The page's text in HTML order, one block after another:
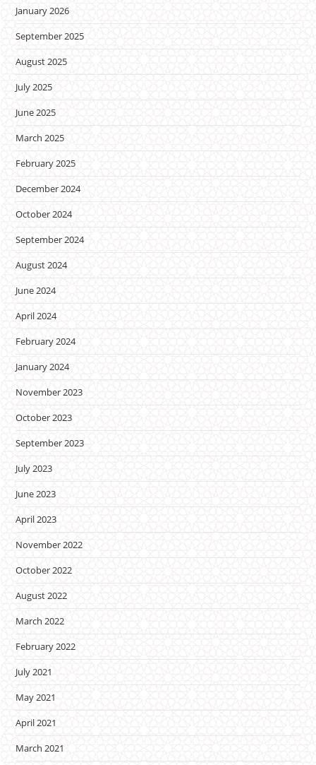
January 2026
September 2025
August 2025
July 2025
June 2025
March 2025
February 2025
December 2024
October 2024
September 2024
August 2024
June 2024
April 2024
February 2024
January 2024
November 2023
October 2023
September 2023
July 2023
June 2023
April 2023
November 2022
October 2022
August 2022
March 2022
February 2022
July 2021
May 2021
April 2021
March 2021